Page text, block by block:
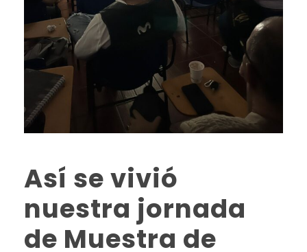
Así se vivió
nuestra jornada
de Muestra de